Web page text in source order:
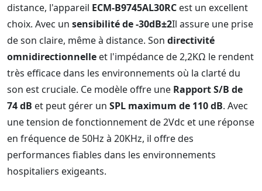
distance, l'appareil ECM-B9745AL30RC est un excellent
choix. Avec un sensibilité de -30dB±2Il assure une prise
de son claire, même à distance. Son directivité
omnidirectionnelle et l'impédance de 2,2KΩ le rendent
très efficace dans les environnements où la clarté du
son est cruciale. Ce modèle offre une Rapport S/B de
74 dB et peut gérer un SPL maximum de 110 dB. Avec
une tension de fonctionnement de 2Vdc et une réponse
en fréquence de 50Hz à 20KHz, il offre des
performances fiables dans les environnements
hospitaliers exigeants.